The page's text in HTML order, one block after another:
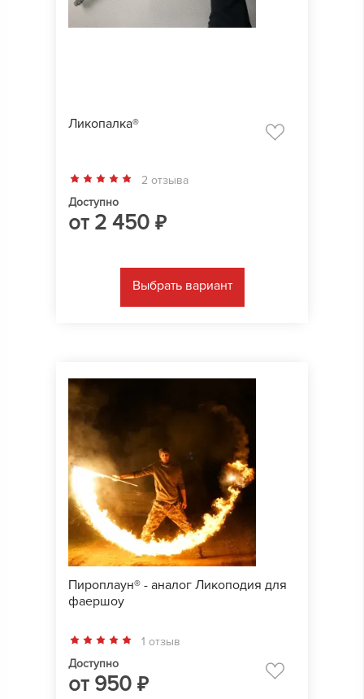
Ликопалка®
2 отзыва
Доступно
от 2 450 ₽
Выбрать вариант
Пироплаун® - аналог Ликоподия для
фаершоу
1 отзыв
Доступно
от 950 ₽